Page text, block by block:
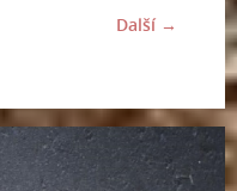
Další →